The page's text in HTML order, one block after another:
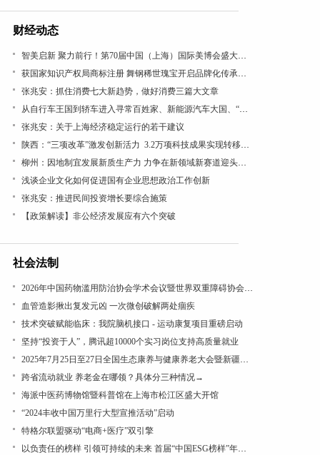
财经动态
张兆安：抓住消费七大新趋势，做好消费三篇大文章
张兆安：关于上海经济稳定运行的若干建议
浅谈企业文化如何促进国有企业思想政治工作创新
张兆安：推进民间投资增长要综合施策
【政策解读】非公经济发展应有六个突破
社会法制
血管造影揪出复发元凶 一次微创破解两处痼疾
技术突破赋能临床：我院脑机接口 - 运动康复项目重磅启动
坚持“投资于人”，腾讯超10000个实习岗位支持高质量就业
跨省流动就业 养老金在哪领？具体分三种情况→
海派中医药博物馆暨科普馆在上海市松江区盛大开馆
“2024丰收中国万里行大型宣推活动”启动
特格尔联盟驱动“电商+医疗”双引擎